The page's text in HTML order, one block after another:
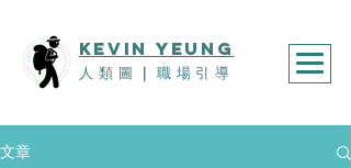
KEVIn YEUNG
人類圖 職場引導
文章